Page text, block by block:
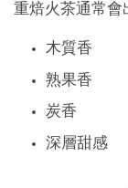
重焙火茶通常會
木質香
熟果香
炭香
深層甜感